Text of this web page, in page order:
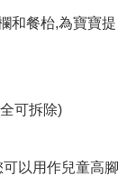
和餐枱,為寶寶提
可拆除)
以用作兒童高腳